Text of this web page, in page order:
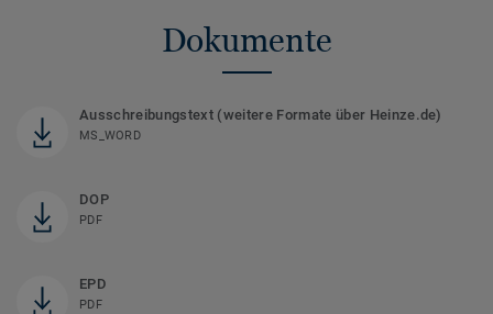
Dokumente
Ausschreibungstext (weitere Formate über Heinze.de)
MS_WORD
DOP
PDF
EPD
PDF